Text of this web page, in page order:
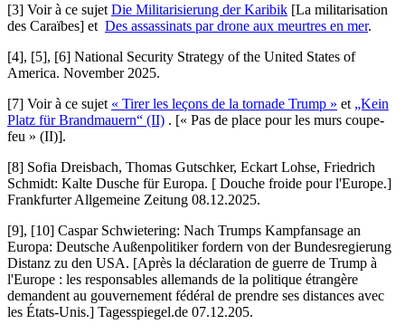
[3] Voir à ce sujetDie Militarisierung der Karibik [La militarisation
des Caraïbes] et Des assassinats par drone aux meurtres en mer.
[4], [5], [6] National Security Strategy of the United States of
America. November 2025.
[7] Voir à ce sujet « Tirer les leçons de la tornade Trump » et „Kein
Platz für Brandmauern“ (II) . [« Pas de place pour les murs coupe-
feu » (II)].
[8] Sofia Dreisbach, Thomas Gutschker, Eckart Lohse, Friedrich
Schmidt: Kalte Dusche für Europa. [ Douche froide pour l'Europe.]
Frankfurter Allgemeine Zeitung 08.12.2025.
[9], [10] Caspar Schwietering: Nach Trumps Kampfansage an
Europa: Deutsche Außenpolitiker fordern von der Bundesregierung
Distanz zu den USA. [Après la déclaration de guerre de Trump à
l'Europe : les responsables allemands de la politique étrangère
demandent au gouvernement fédéral de prendre ses distances avec
les États-Unis.] Tagesspiegel.de 07.12.205.